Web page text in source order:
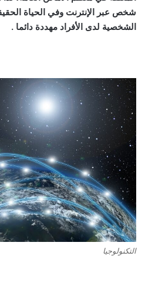
شخص عبر الإنترنت وفي الحياة
الشخصية لدى الأفراد مهددة دائما .
التكنولوجيا